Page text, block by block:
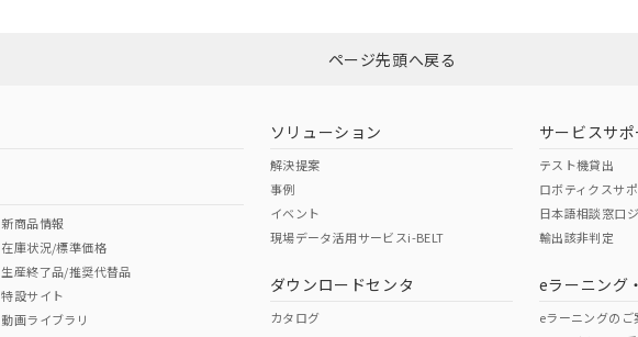
ダウンロードはこちら
Cr(VI)
（日本
（アメリカ
この製品の規格認証/適合
その他の認証はこちらのページからご
ページ先頭へ戻る
新商品情報
在庫状況/標準価格
生産終了品/推奨代替品
特設サイト
動画ライブラリ
ソリューション
解決提案
事例
イベント
現場データ活用サービスi-BELT
ダウンロードセンタ
カタログ
サービスサポ
テスト機貸出
ロボティクスサ
日本語相談窓口
輸出該非判定
eラーニング
eラーニングのご